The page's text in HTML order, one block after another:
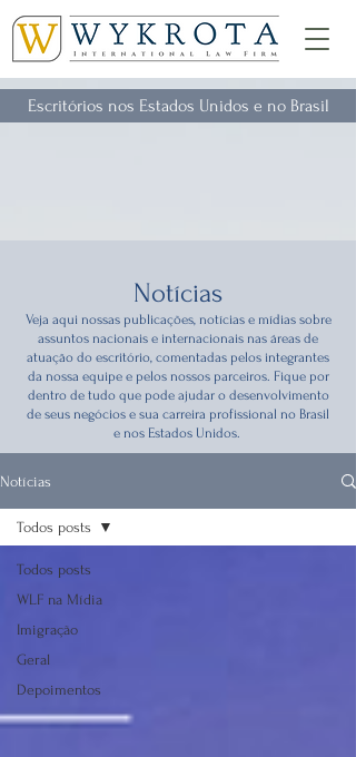
Escritórios nos Estados Unidos e no Brasil
Notícias
Veja aqui nossas publicações, notícias e mídias sobre
assuntos nacionais e internacionais nas áreas de
atuação do escritório, comentadas pelos integrantes
da nossa equipe e pelos nossos parceiros. Fique por
dentro de tudo que pode ajudar o desenvolvimento
de seus negócios e sua carreira profissional no Brasil
e nos Estados Unidos.
Notícias
Todos posts
WLF na Mídia
Imigração
Geral
Depoimentos
Todos posts